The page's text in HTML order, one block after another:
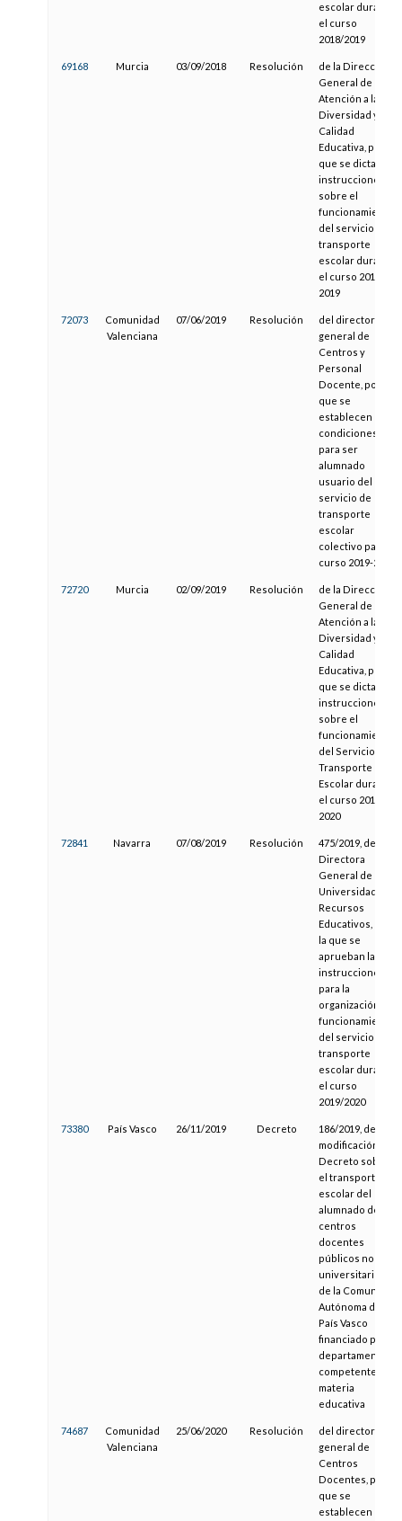
escolar durante
el curso
2018/2019
69168 Murcia 03/09/2018 Resolución
de la Dirección
General de
Atención a la
Diversidad y
Calidad
Educativa, por la
que se dictan
instrucciones
sobre el
funcionamiento
del servicio de
transporte
escolar durante
el curso 2018-
2019
72073
Comunidad
Valenciana
07/06/2019 Resolución
del director
general de
Centros y
Personal
Docente, por la
que se
establecen las
condiciones
para ser
alumnado
usuario del
servicio de
transporte
escolar
colectivo para el
curso 2019-2020
72720 Murcia 02/09/2019 Resolución
de la Dirección
General de
Atención a la
Diversidad y
Calidad
Educativa, por la
que se dictan
instrucciones
sobre el
funcionamiento
del Servicio de
Transporte
Escolar durante
el curso 2019-
2020
72841 Navarra 07/08/2019 Resolución
475/2019, de la
Directora
General de
Universidades y
Recursos
Educativos, por
la que se
aprueban las
instrucciones
para la
organización y
funcionamiento
del servicio de
transporte
escolar durante
el curso
2019/2020
73380 País Vasco 26/11/2019 Decreto
186/2019, de
modificación del
Decreto sobre
el transporte
escolar del
alumnado de los
centros
docentes
públicos no
universitarios
de la Comunidad
Autónoma del
País Vasco
financiado por el
departamento
competente en
materia
educativa
74687
Comunidad
Valenciana
25/06/2020 Resolución
del director
general de
Centros
Docentes, por la
que se
establecen las